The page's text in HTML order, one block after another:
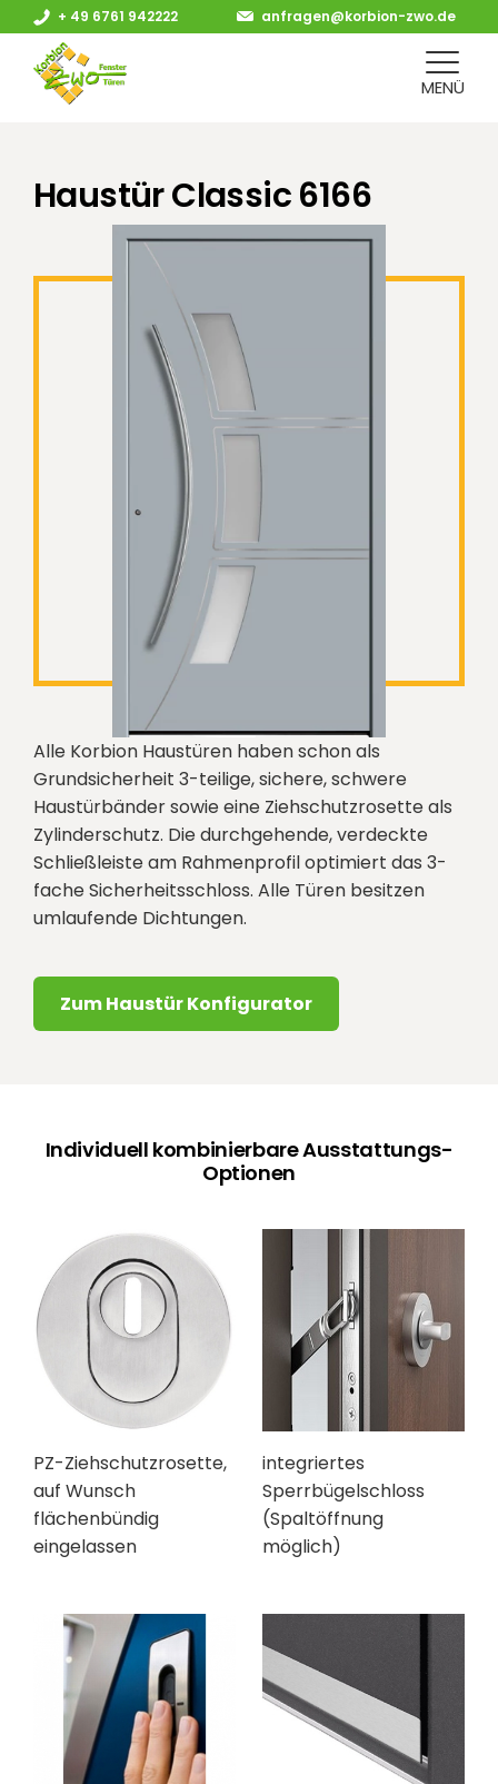
+ 49 6761 942222 anfragen@korbion-zwo.de
MENÜ
Haustür Classic 6166
Alle Korbion Haustüren haben schon als
Grundsicherheit 3-teilige, sichere, schwere
Haustürbänder sowie eine Ziehschutzrosette als
Zylinderschutz. Die durchgehende, verdeckte
Schließleiste am Rahmenprofil optimiert das 3-
fache Sicherheitsschloss. Alle Türen besitzen
umlaufende Dichtungen.
Zum Haustür Konfigurator
Individuell kombinierbare Ausstattungs-
Optionen
PZ-Ziehschutzrosette,
auf Wunsch
flächenbündig
eingelassen
integriertes
Sperrbügelschloss
(Spaltöffnung
möglich)